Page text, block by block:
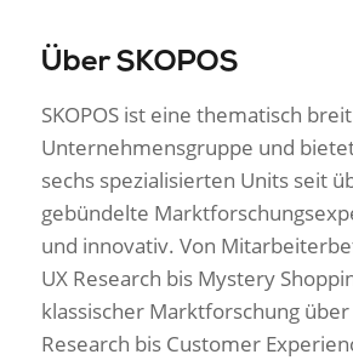
Über SKOPOS
SKOPOS ist eine thematisch
Unternehmensgruppe und
sechs spezialisierten Units seit
gebündelte
und innovativ. Von
UX Research bis Mystery
klassischer Marktforschung
Research bis Customer